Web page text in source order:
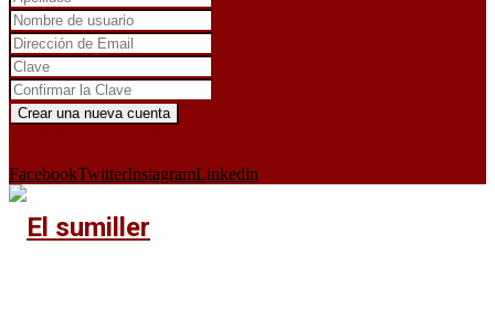
FacebookTwitterInstagramLinkedin